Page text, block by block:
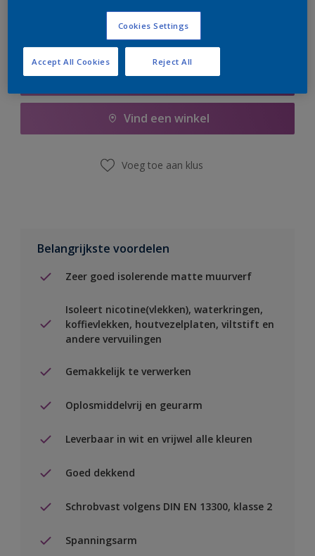
Boodschappenlijst
Vind een winkel
Voeg toe aan klus
Belangrijkste voordelen
Zeer goed isolerende matte muurverf
Isoleert nicotine(vlekken), waterkringen,
koffievlekken, houtvezelplaten, viltstift en
andere vervuilingen
Gemakkelijk te verwerken
Oplosmiddelvrij en geurarm
Leverbaar in wit en vrijwel alle kleuren
Goed dekkend
Schrobvast volgens DIN EN 13300, klasse 2
Spanningsarm
Cookies Settings
Reject All
Accept All Cookies